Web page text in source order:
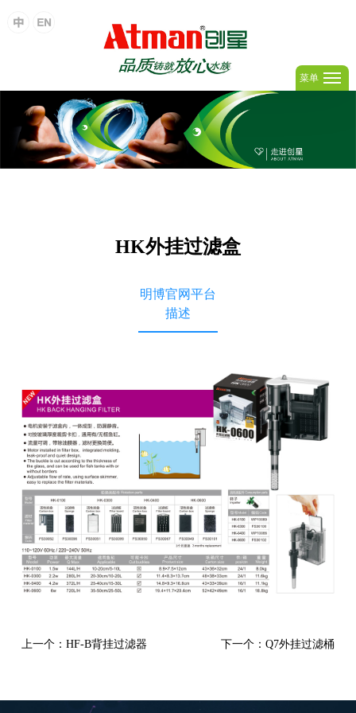
菜单
HK外挂过滤盒
明博官网平台
描述
上一个：HF-B背挂过滤器 下一个：Q7外挂过滤桶